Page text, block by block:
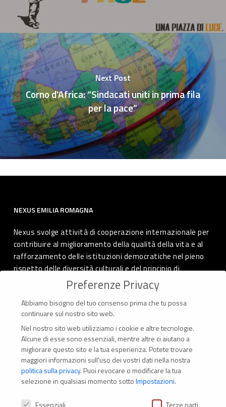
Next Post
Corno d'Africa: “Sindacati uniti in prima fila
per la pace”
NEXUS EMILIA ROMAGNA
Nexus svolge attività di cooperazione internazionale per
contribuire al miglioramento della qualità della vita e al
rafforzamento delle istituzioni democratiche nel pieno
rispetto delle diversità culturali e del principio di
autodeterminazione dei popoli.
CONTATTI
Via Marconi 69 – 40122 Bologna (Italia)
Tel. +39 051 294 775
Preferenze Privacy
Abbiamo bisogno del tuo consenso prima che tu possa
continuare sul nostro sito web.
Nel nostro sito web utilizziamo i cookie e altre tecnologie.
Alcune di esse sono essenziali, mentre altre ci aiutano a
migliorare questo sito e la tua esperienza. Potete trovare
maggiori informazioni sull'uso dei vostri dati nella nostra
politica sulla privacy. Puoi revocare o modificare la tua
selezione in qualsiasi momento sottoImpostazioni.
Preferenze Privacy